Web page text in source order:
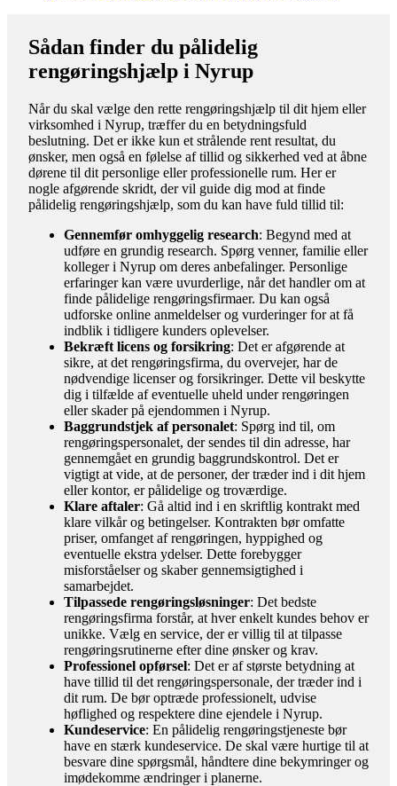
Sådan finder du pålidelig
rengøringshjælp i Nyrup
Når du skal vælge den rette rengøringshjælp til dit hjem eller
virksomhed i Nyrup, træffer du en betydningsfuld
beslutning. Det er ikke kun et strålende rent resultat, du
ønsker, men også en følelse af tillid og sikkerhed ved at åbne
dørene til dit personlige eller professionelle rum. Her er
nogle afgørende skridt, der vil guide dig mod at finde
pålidelig rengøringshjælp, som du kan have fuld tillid til:
Gennemfør omhyggelig research: Begynd med at
udføre en grundig research. Spørg venner, familie eller
kolleger i Nyrup om deres anbefalinger. Personlige
erfaringer kan være uvurderlige, når det handler om at
finde pålidelige rengøringsfirmaer. Du kan også
udforske online anmeldelser og vurderinger for at få
indblik i tidligere kunders oplevelser.
Bekræft licens og forsikring: Det er afgørende at
sikre, at det rengøringsfirma, du overvejer, har de
nødvendige licenser og forsikringer. Dette vil beskytte
dig i tilfælde af eventuelle uheld under rengøringen
eller skader på ejendommen i Nyrup.
Baggrundstjek af personalet: Spørg ind til, om
rengøringspersonalet, der sendes til din adresse, har
gennemgået en grundig baggrundskontrol. Det er
vigtigt at vide, at de personer, der træder ind i dit hjem
eller kontor, er pålidelige og troværdige.
Klare aftaler: Gå altid ind i en skriftlig kontrakt med
klare vilkår og betingelser. Kontrakten bør omfatte
priser, omfanget af rengøringen, hyppighed og
eventuelle ekstra ydelser. Dette forebygger
misforståelser og skaber gennemsigtighed i
samarbejdet.
Tilpassede rengøringsløsninger: Det bedste
rengøringsfirma forstår, at hver enkelt kundes behov er
unikke. Vælg en service, der er villig til at tilpasse
rengøringsrutinerne efter dine ønsker og krav.
Professionel opførsel: Det er af største betydning at
have tillid til det rengøringspersonale, der træder ind i
dit rum. De bør optræde professionelt, udvise
høflighed og respektere dine ejendele i Nyrup.
Kundeservice: En pålidelig rengøringstjeneste bør
have en stærk kundeservice. De skal være hurtige til at
besvare dine spørgsmål, håndtere dine bekymringer og
imødekomme ændringer i planerne.